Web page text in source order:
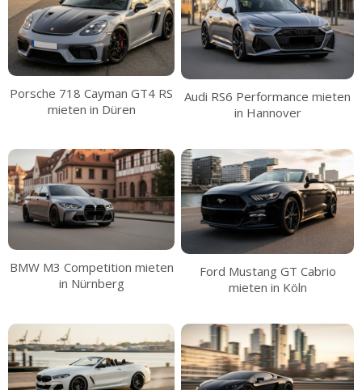
Porsche 718 Cayman GT4 RS
mieten in Düren
Audi RS6 Performance mieten
in Hannover
BMW M3 Competition mieten
in Nürnberg
Ford Mustang GT Cabrio
mieten in Köln